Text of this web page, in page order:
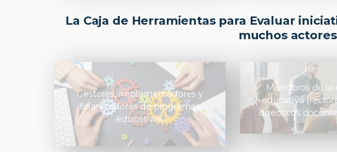
La Caja de Herramientas para Evaluar
muchos
Gestores, implementadores y
financiadores de programas
educativos
Miembros de la
educativa
directivos